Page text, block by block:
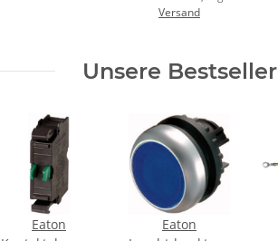
Smart Display
Versand
Unsere Bestseller
Eaton
Eaton